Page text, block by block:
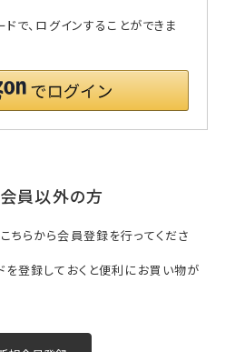
で、ログインすることができま
員以外の方
ちらから会員登録を行ってくださ
を登録しておくと便利にお買い物が